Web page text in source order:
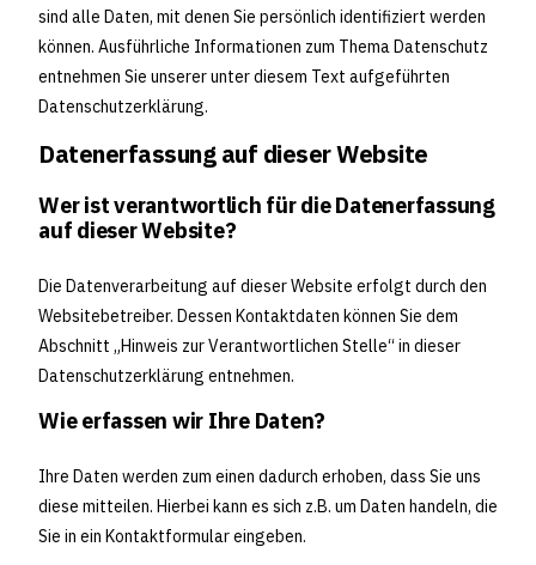
sind alle Daten, mit denen Sie persönlich identifiziert werden
können. Ausführliche Informationen zum Thema Datenschutz
entnehmen Sie unserer unter diesem Text aufgeführten
Datenschutzerklärung.
Datenerfassung auf dieser Website
Wer ist verantwortlich für die Datenerfassung
auf dieser Website?
Die Datenverarbeitung auf dieser Website erfolgt durch den
Websitebetreiber. Dessen Kontaktdaten können Sie dem
Abschnitt „Hinweis zur Verantwortlichen Stelle“ in dieser
Datenschutzerklärung entnehmen.
Wie erfassen wir Ihre Daten?
Ihre Daten werden zum einen dadurch erhoben, dass Sie uns
diese mitteilen. Hierbei kann es sich z.B. um Daten handeln, die
Sie in ein Kontaktformular eingeben.